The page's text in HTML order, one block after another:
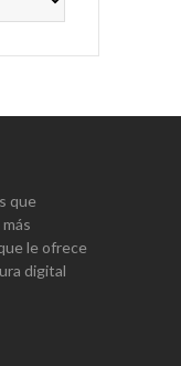
que
le ofrece
digital